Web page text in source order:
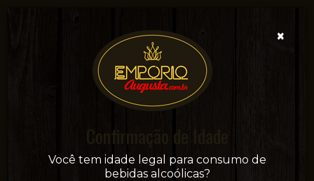
Sua conveniência e adega on-line!
×
Confirmação de Idade
Você tem idade legal para consumo de
bebidas alcoólicas?